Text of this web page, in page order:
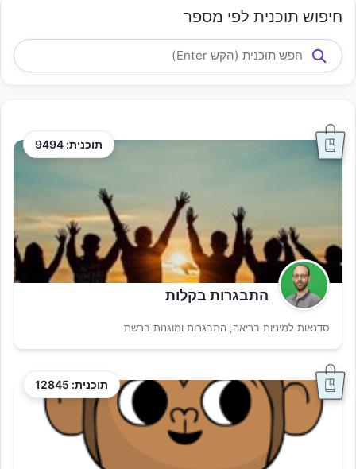
חיפוש תוכנית לפי מספר
תוכנית: 9494
התבגרות בקלות
סדנאות למיניות בריאה, התבגרות ומוגנות ברשת
תוכנית: 12845